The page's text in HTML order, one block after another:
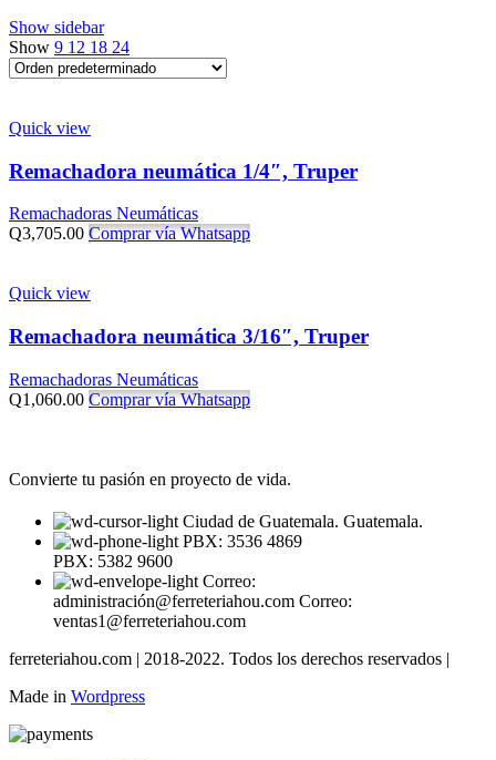
Show sidebar
Show 9 12 18 24
Quick view
Remachadora neumática 1/4″, Truper
Remachadoras Neumáticas
Q3,705.00 Comprar vía Whatsapp
Quick view
Remachadora neumática 3/16″, Truper
Remachadoras Neumáticas
Q1,060.00 Comprar vía Whatsapp
Convierte tu pasión en proyecto de vida.
Ciudad de Guatemala. Guatemala.
PBX: 3536 4869
PBX: 5382 9600
Correo:
administración@ferreteriahou.com Correo:
ventas1@ferreteriahou.com
ferreteriahou.com | 2018-2022. Todos los derechos reservados |
Made in Wordpress